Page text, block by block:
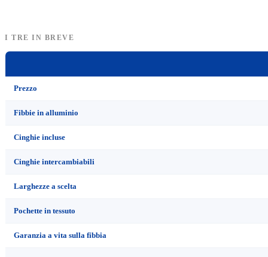
I TRE IN BREVE
Prezzo
Fibbie in alluminio
Cinghie incluse
Cinghie intercambiabili
Larghezze a scelta
Pochette in tessuto
Garanzia a vita sulla fibbia